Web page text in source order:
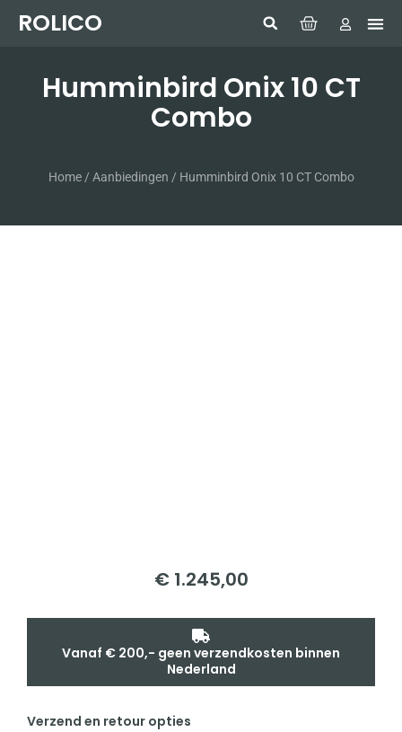
ROLICO
Humminbird Onix 10 CT
Combo
Home/ Aanbiedingen / Humminbird Onix 10 CT Combo
€1.245,00
Vanaf € 200,- geen verzendkosten binnen
Nederland
Verzend en retour opties